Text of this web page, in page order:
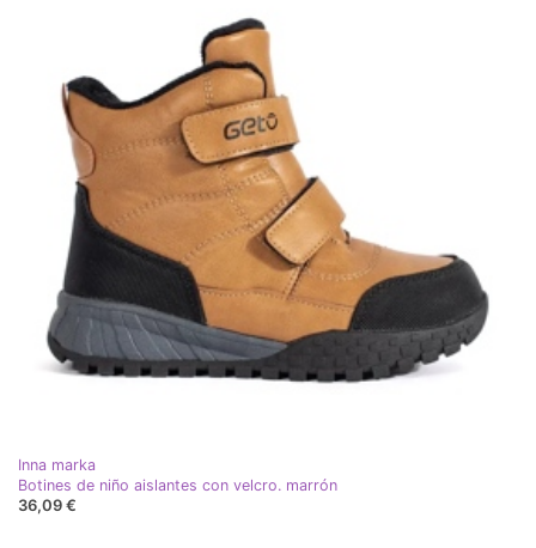
Inna marka
Botines de niño aislantes con velcro. marrón
36,09 €